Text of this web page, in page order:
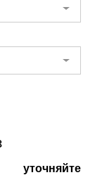
уточняйте